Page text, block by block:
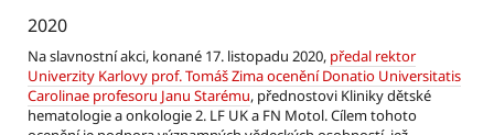
2020
Na slavnostní akci, konané 17. listopadu 2020, předal rektor
Univerzity Karlovy prof. Tomáš Zima ocenění Donatio Universitatis
Carolinae profesoru Janu Starému, přednostovi Kliniky dětské
hematologie a onkologie 2. LF UK a FN Motol. Cílem tohoto